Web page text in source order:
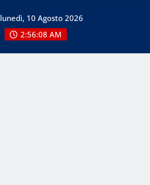
lunedì, 10 Agosto 2026
2:56:08 AM